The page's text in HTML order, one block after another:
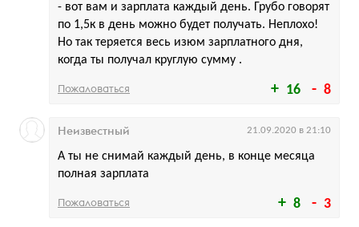
16 8
- вот вам и зарплата каждый день. Грубо говорят
по 1,5к в день можно будет получать. Неплохо!
Но так теряется весь изюм зарплатного дня,
когда ты получал круглую сумму .
Пожаловаться
8 3
А ты не снимай каждый день, в конце месяца
полная зарплата
Неизвестный 21.09.2020 в 21:10
Пожаловаться